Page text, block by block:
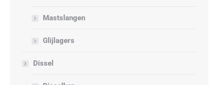
Mastslangen
Glijlagers
Dissel